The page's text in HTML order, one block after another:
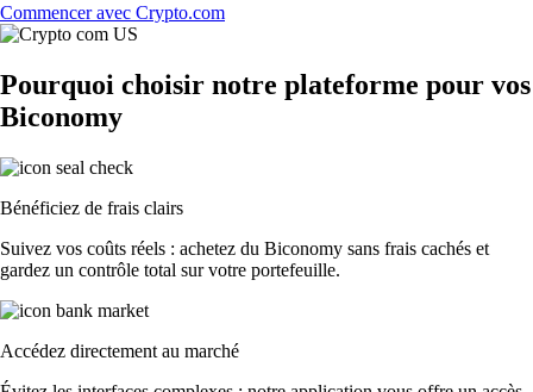
Commencer avec Crypto.com
Pourquoi choisir notre plateforme pour vos
Biconomy
Bénéficiez de frais clairs
Suivez vos coûts réels : achetez du Biconomy sans frais cachés et
gardez un contrôle total sur votre portefeuille.
Accédez directement au marché